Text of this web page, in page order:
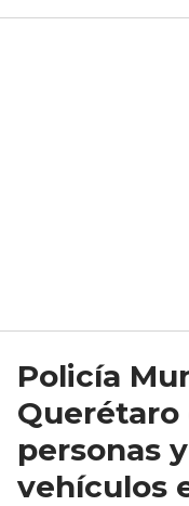
Policía
Querétaro
personas
vehículos